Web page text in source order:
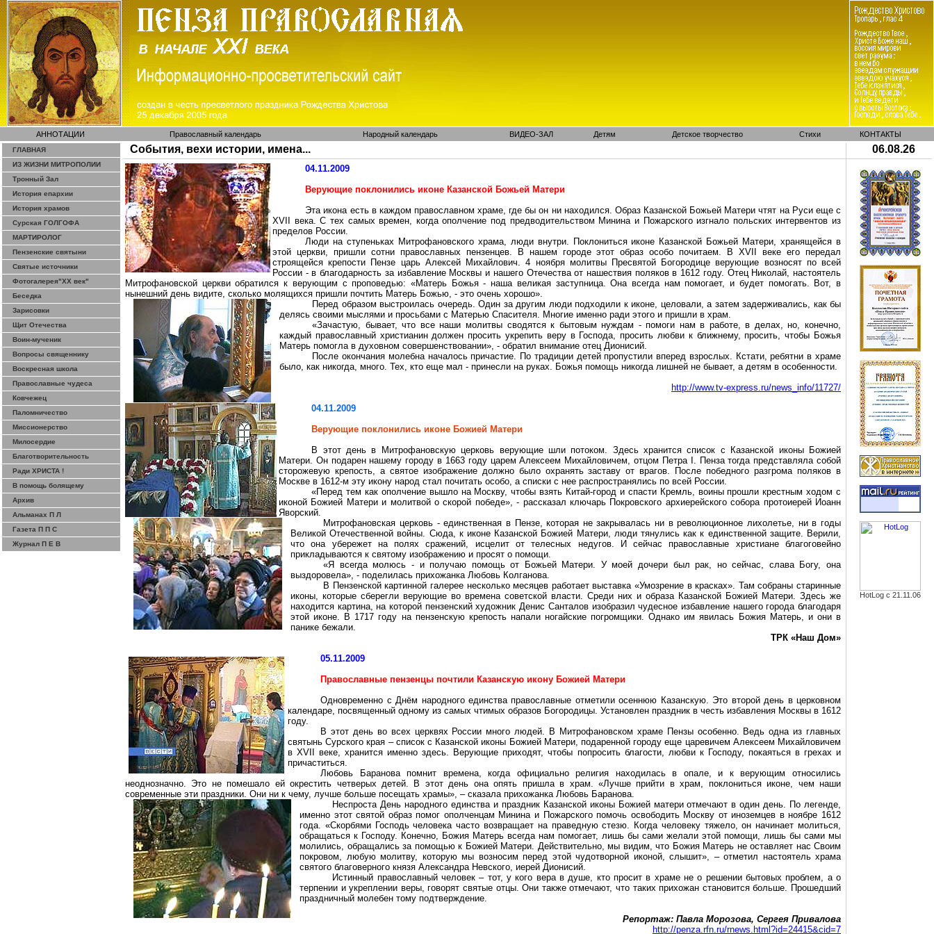
АННОТАЦИИ Православный календарь Народный календарь ВИДЕО-ЗАЛ Детям Детское творчество Стихи КОНТАКТЫ
ГЛАВНАЯ
ИЗ ЖИЗНИ МИТРОПОЛИИ
Тронный Зал
История епархии
История храмов
Сурская ГОЛГОФА
МАРТИРОЛОГ
Пензенские святыни
Святые источники
Фотогалерея"ХХ век"
Беседка
Зарисовки
Щит Отечества
Воин-мученик
Вопросы священнику
Воскресная школа
Православные чудеса
Ковчежец
Паломничество
Миссионерство
Милосердие
Благотворительность
Ради ХРИСТА !
В помощь болящему
Архив
Альманах П Л
Газета П П С
Журнал П Е В
События, вехи истории, имена... 06.08.26
04.11.2009
Верующие поклонились иконе Казанской Божьей Матери
Эта икона есть в каждом православном храме, где бы он ни находился. Образ Казанской Божьей Матери чтят на Руси еще с
XVII века. С тех самых времен, когда ополчение под предводительством Минина и Пожарского изгнало польских интервентов из
пределов России.
Люди на ступеньках Митрофановскогохрама, люди внутри. Поклониться иконе Казанской Божьей Матери, хранящейся в
этой церкви, пришли сотни православных пензенцев. В нашем городе этот образ особо почитаем. В XVII веке его передал
строящейся крепости Пензе царь Алексей Михайлович. 4 ноября молитвы Пресвятой Богородице верующие возносят по всей
России - в благодарность за избавление Москвы и нашего Отечества от нашествия поляков в 1612 году. Отец Николай, настоятель
Митрофановской церкви обратился к верующим с проповедью: «Матерь Божья - наша великая заступница. Она всегда нам помогает, и будет помогать. Вот, в
нынешний день видите, сколько молящихся пришли почтить Матерь Божью, - это очень хорошо».
Перед образом выстроилась очередь. Один за другим люди подходили к иконе, целовали, а затем задерживались, как бы
делясь своими мыслями и просьбами с Матерью Спасителя. Многие именно ради этого и пришли в храм.
«Зачастую, бывает, что все наши молитвы сводятся к бытовым нуждам - помоги нам в работе, в делах, но, конечно,
каждый православный христианин должен просить укрепить веру в Господа, просить любви к ближнему, просить, чтобы Божья
Матерь помогла в духовном совершенствовании», - обратил внимание отец Дионисий.
После окончания молебна началось причастие. По традиции детей пропустили вперед взрослых. Кстати, ребятни в храме
было, как никогда, много. Тех, кто еще мал - принесли на руках. Божья помощь никогда лишней не бывает, а детям в особенности.
http://www.tv-express.ru/news_info/11727/
04.11.2009
Верующие поклонились иконе Божией Матери
В этот день в
Митрофановскуюцерковь верующие шли потоком. Здесь хранится список с Казанской иконы Божией
Матери. Он подарен нашему городу в 1663 году царем Алексеем Михайловичем, отцом Петра I. Пенза тогда представляла собой
сторожевую крепость, а святое изображение должно было охранять заставу от врагов. После победного разгрома поляков в
Москве в 1612-м эту икону народ стал почитать особо, а списки с нее распространялись по всей России.
«Перед тем как ополчение вышло на Москву, чтобы взять Китай-город и спасти Кремль, воины прошли крестным ходом с
иконой Божией Матери и молитвой о скорой победе», - рассказал ключарь Покровского архиерейского собора протоиерей Иоанн
Яворский.
Митрофановская церковь - единственная в Пензе, которая не закрывалась ни в революционное лихолетье, ни в годы
Великой Отечественной войны. Сюда, к иконе Казанской Божией Матери, люди тянулись как к единственной защите. Верили,
что она убережет на полях сражений, исцелит от телесных недугов. И сейчас православные христиане благоговейно
прикладываются к святому изображению и просят о помощи.
«Я всегда молюсь - и получаю помощь от Божьей Матери. У моей дочери был рак, но сейчас, слава Богу, она
выздоровела», - поделилась прихожанка Любовь Колганова.
В Пензенской картинной галерее несколько месяцев работает выставка «Умозрение в красках». Там собраны старинные
иконы, которые сберегли верующие во времена советской власти. Среди них и образа Казанской Божией Матери. Здесь же
находится картина, на которой пензенский художник Денис Санталов изобразил чудесное избавление нашего города благодаря
этой иконе. В 1717 году на пензенскую крепость напали ногайские погромщики. Однако им явилась Божия Матерь, и они в
панике бежали.
ТРК «Наш Дом»
05.11.2009
Православныепензенцы почтили Казанскую икону Божией Матери
Одновременно с Днём народного единства православные отметилиосеннюю Казанскую. Это второй день в церковном
календаре, посвященный одному из самых чтимых образов Богородицы. Установлен праздник в честь избавления Москвы в 1612
году.
В этот день во всех церквях России много людей. В Митрофановском храме Пензы особенно. Ведь одна из главных
святынь Сурского края – список с Казанской иконы Божией Матери, подаренной городу еще царевичем Алексеем Михайловичем
в XVII веке, хранится именно здесь. Верующие приходят, чтобы попросить благости, любви к Господу, покаяться в грехах и
причаститься.
Любовь Баранова помнит времена, когда официально религия находилась в опале, и к верующим относились
неоднозначно. Это не помешало ей окрестить четверых детей. В этот день она опять пришла в храм. «Лучше прийти в храм, поклониться иконе, чем наши
современные эти праздники. Они ни к чему, лучше больше посещать храмы», – сказала прихожанка Любовь Баранова.
Неспроста День народного единства и праздник Казанской иконы Божией матери отмечают в один день. По легенде,
именно этот святой образ помог ополченцам Минина и Пожарского помочь освободить Москву от иноземцев в ноябре 1612
года. «Скорбями Господь человека часто возвращает на праведную стезю. Когда человеку тяжело, он начинает молиться,
обращаться к Господу. Конечно, Божия Матерь всегда нам помогает, лишь бы сами желали этой помощи, лишь бы сами мы
молились, обращались за помощью к Божией Матери. Действительно, мы видим, что Божия Матерь не оставляет нас Своим
покровом, любую молитву, которую мы возносим перед этой чудотворной иконой, слышит», – отметил настоятель храма
святого благоверного князя Александра Невского, иерей Дионисий.
Истинный православный человек – тот, у кого вера в душе, кто просит в храме не о решении бытовых проблем, а о
терпении и укреплении веры, говорят святые отцы. Они также отмечают, что таких прихожан становится больше. Прошедший
праздничный молебен тому подтверждение.
Репортаж: Павла Морозова, Сергея Привалова
http://penza.rfn.ru/rnews.html?id=24415&cid=7
HotLog с 21.11.06